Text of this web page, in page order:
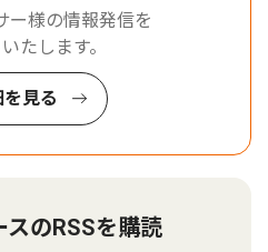
ー様の情報発信を
たします。
見る
スのRSSを購読